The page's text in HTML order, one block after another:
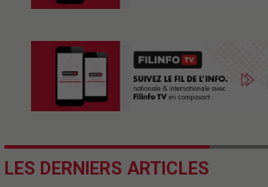
LES DERNIERS ARTICLES